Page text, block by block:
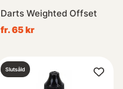
Darts Weighted Offset
fr. 65 kr
Slutsåld